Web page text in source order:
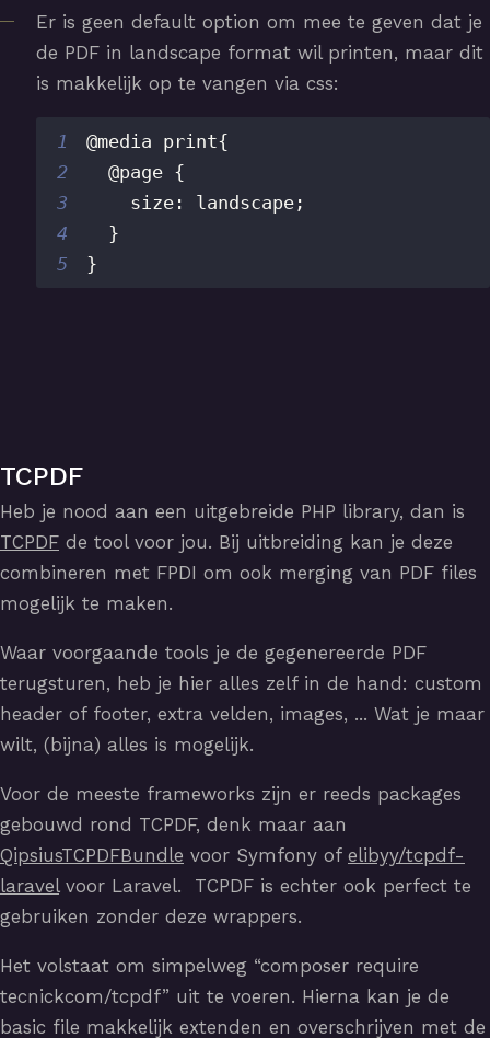
Er is geen default option om mee te geven dat je
de PDF in landscape format wil printen, maar dit
is makkelijk op te vangen via css:
1 @media print{
2
@page {
3
size : landscape ;
4
}
5
}
TCPDF
Heb je nood aan een uitgebreide PHP library, dan is
TCPDF de tool voor jou. Bij uitbreiding kan je deze
combineren met FPDI om ook merging van PDF files
mogelijk te maken.
Waar voorgaande tools je de gegenereerde PDF
terugsturen, heb je hier alles zelf in de hand: custom
header of footer, extra velden, images, ... Wat je maar
wilt, (bijna) alles is mogelijk.
Voor de meeste frameworks zijn er reeds packages
gebouwd rond TCPDF, denk maar aan
QipsiusTCPDFBundle voor Symfony of elibyy/tcpdf-
laravelvoor Laravel. TCPDF is echter ook perfect te
gebruiken zonder deze wrappers.
Het volstaat om simpelweg “composer require
tecnickcom/tcpdf” uit te voeren. Hierna kan je de
basic file makkelijk extenden en overschrijven met de